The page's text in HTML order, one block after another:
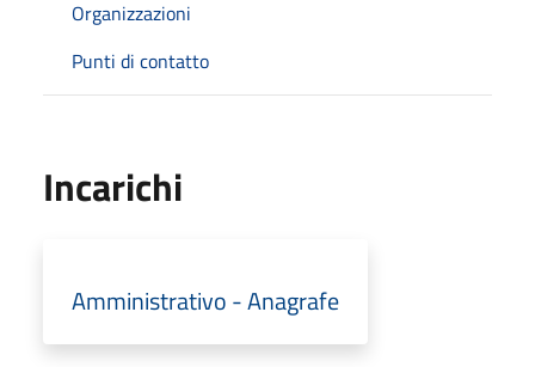
Organizzazioni
Punti di contatto
Incarichi
Amministrativo - Anagrafe